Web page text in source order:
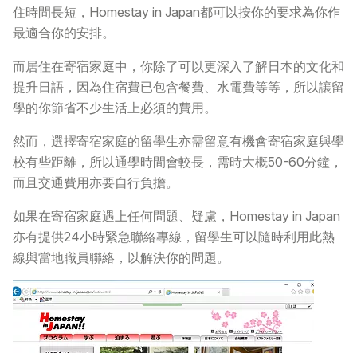
聯絡我們
住時間長短，Homestay in Japan都可以按你的要求為你作
最適合你的安排。
而居住在寄宿家庭中，你除了可以更深入了解日本的文化和
提升日語，因為住宿費已包含餐費、水電費等等，所以讓留
學的你節省不少生活上必須的費用。
然而，選擇寄宿家庭的留學生亦需留意有機會寄宿家庭與學
校有些距離，所以通學時間會較長，需時大概50-60分鐘，
而且交通費用亦要自行負擔。
如果在寄宿家庭遇上任何問題、疑慮，Homestay in Japan
亦有提供24小時緊急聯絡專線，留學生可以隨時利用此熱
線與當地職員聯絡，以解決你的問題。